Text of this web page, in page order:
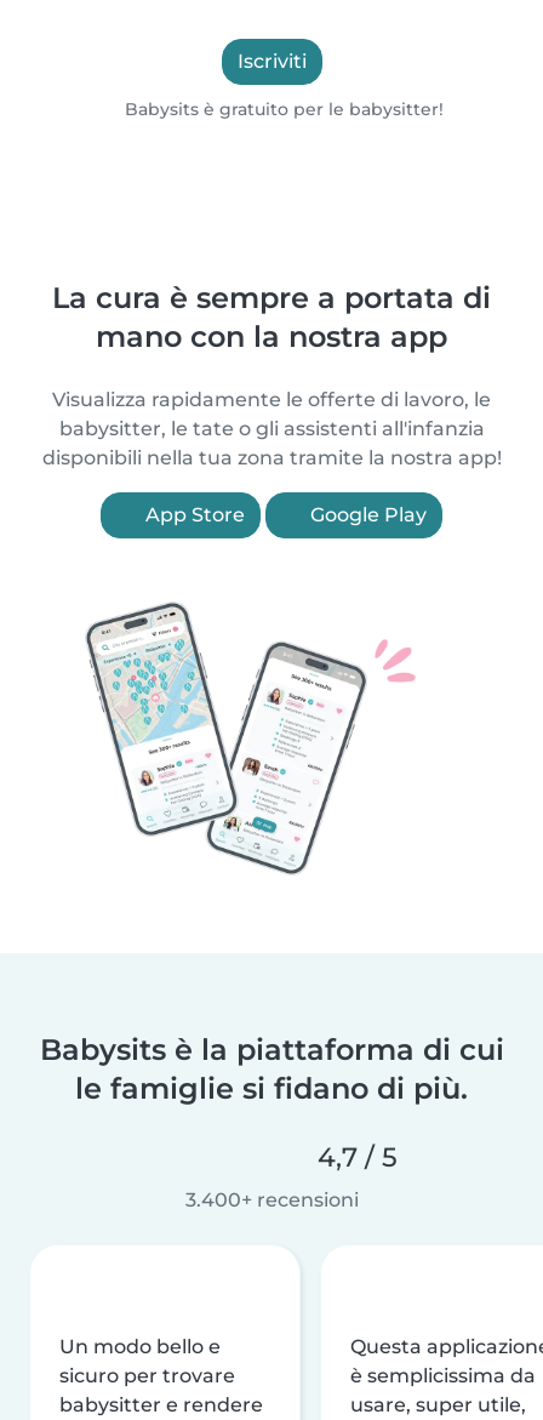
Iscriviti
Babysits è gratuito per le babysitter!
La cura è sempre a portata di
mano con la nostra app
Visualizza rapidamente le offerte di lavoro, le
babysitter, le tate o gli assistenti all'infanzia
disponibili nella tua zona tramite la nostra app!
App Store Google Play
Babysits è la piattaforma di cui
le famiglie si fidano di più.
4,7 / 5
3.400+ recensioni
Un modo bello e
sicuro per trovare
babysitter e rendere
Questa
è semplicissima da
usare, super utile,